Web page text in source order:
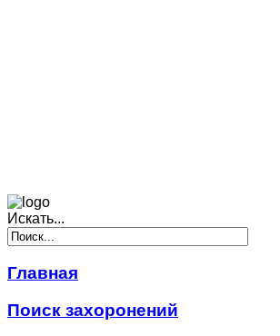
Искать...
Главная
Поиск захоронений